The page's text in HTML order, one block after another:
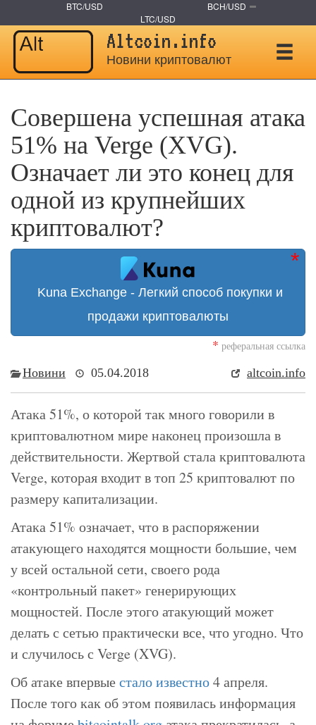
BTC/USD
BCH/USD
LTC/USD
Altcoin.info
Новини криптовалют
Совершена успешная атака
51% на Verge (XVG).
Означает ли это конец для
одной из крупнейших
криптовалют?
Kuna Exchange - Легкий способ покупки и
продажи криптовалюты
* реферальная ссылка
Новини 05.04.2018 altcoin.info
Атака 51%, о которой так много говорили в
криптовалютном мире наконец произошла в
действительности. Жертвой стала криптовалюта
Verge, которая входит в топ 25 криптовалют по
размеру капитализации.
Атака 51% означает, что в распоряжении
атакующего находятся мощности большие, чем
у всей остальной сети, своего рода
«контрольный пакет» генерирующих
мощностей. После этого атакующий может
делать с сетью практически все, что угодно. Что
и случилось с Verge (XVG).
Об атаке впервыестало известно4 апреля.
После того как об этом появилась информация